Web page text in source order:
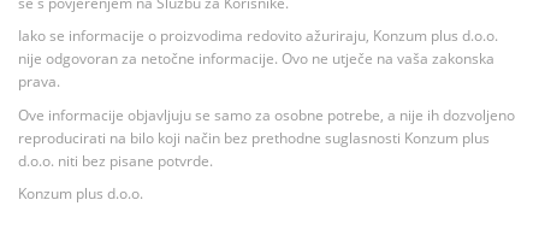
Iako se informacije o proizvodima redovito ažuriraju, Konzum plus d.o.o.
nije odgovoran za netočne informacije. Ovo ne utječe na vaša zakonska
prava.
Ove informacije objavljuju se samo za osobne potrebe, a nije ih dozvoljeno
reproducirati na bilo koji način bez prethodne suglasnosti Konzum plus
d.o.o. niti bez pisane potvrde.
Konzum plus d.o.o.